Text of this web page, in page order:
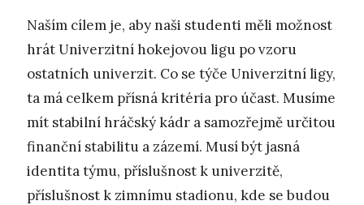
Naším cílem je, aby naši studenti měli možnost
hrát Univerzitní hokejovou ligu po vzoru
ostatních univerzit. Co se týče Univerzitní ligy,
ta má celkem přísná kritéria pro účast. Musíme
mít stabilní hráčský kádr a samozřejmě určitou
finanční stabilitu a zázemí. Musí být jasná
identita týmu, příslušnost k univerzitě,
příslušnost k zimnímu stadionu, kde se budou